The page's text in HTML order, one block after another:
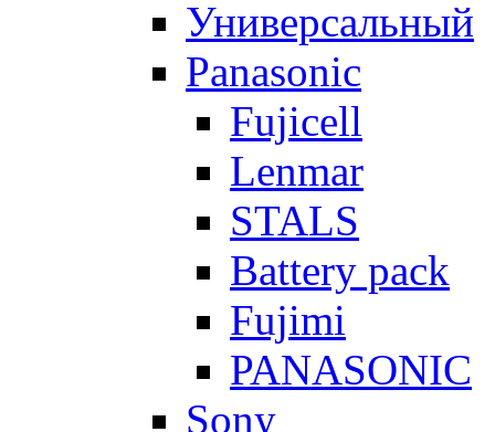
Универсальный
Panasonic
Fujicell
Lenmar
STALS
Battery pack
Fujimi
PANASONIC
Sony